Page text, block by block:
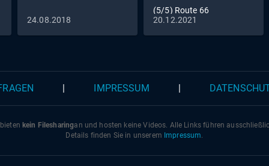
24.08.2018
(5/5) Route 66
20.12.2021
IMPRESSUM
kein Filesharingan und hosten keine Videos. Alle Links führen
Details finden Sie in unserem Impressum.